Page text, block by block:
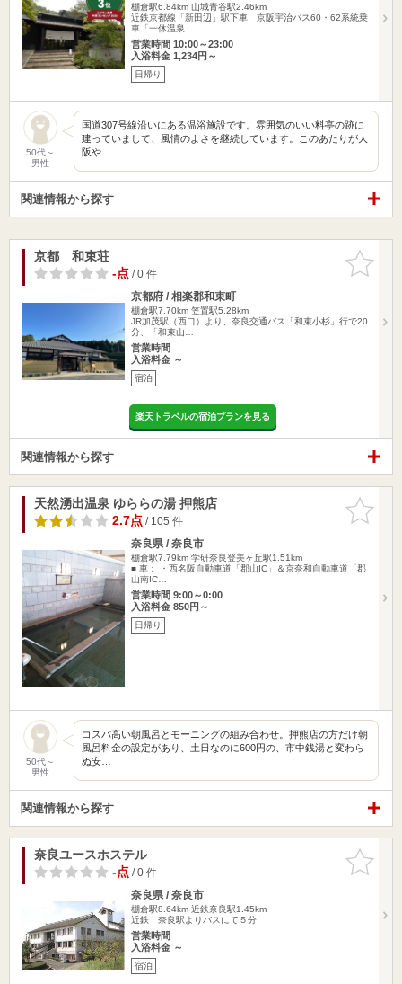
棚倉駅6.84km 山城青谷駅2.46km
近鉄京都線「新田辺」駅下車 京阪宇治バス60・62系統乗
車「一休温泉…
営業時間 10:00～23:00
入浴料金 1,234円～
日帰り
50代～
男性
国道307号線沿いにある温浴施設です。雰囲気のいい料亭の跡に
建っていまして、風情のよさを継続しています。このあたりが大
阪や…
関連情報から探す
お気に入
りに追加
京都 和束荘
-点/ 0 件
京都府 / 相楽郡和束町
棚倉駅7.70km 笠置駅5.28km
JR加茂駅（西口）より、奈良交通バス「和束小杉」行で20
分、「和束山…
営業時間
入浴料金 ～
宿泊
楽天トラベルの宿泊プランを見る
関連情報から探す
お気に入
りに追加
天然湧出温泉 ゆららの湯 押熊店
2.7点/ 105 件
奈良県 / 奈良市
棚倉駅7.79km 学研奈良登美ヶ丘駅1.51km
■ 車： ・西名阪自動車道「郡山IC」＆京奈和自動車道「郡
山南IC…
営業時間 9:00～0:00
入浴料金 850円～
日帰り
50代～
男性
コスパ高い朝風呂とモーニングの組み合わせ。押熊店の方だけ朝
風呂料金の設定があり、土日なのに600円の、市中銭湯と変わら
ぬ安…
関連情報から探す
お気に入
りに追加
奈良ユースホステル
-点/ 0 件
奈良県 / 奈良市
棚倉駅8.64km 近鉄奈良駅1.45km
近鉄 奈良駅よりバスにて５分
営業時間
入浴料金 ～
宿泊